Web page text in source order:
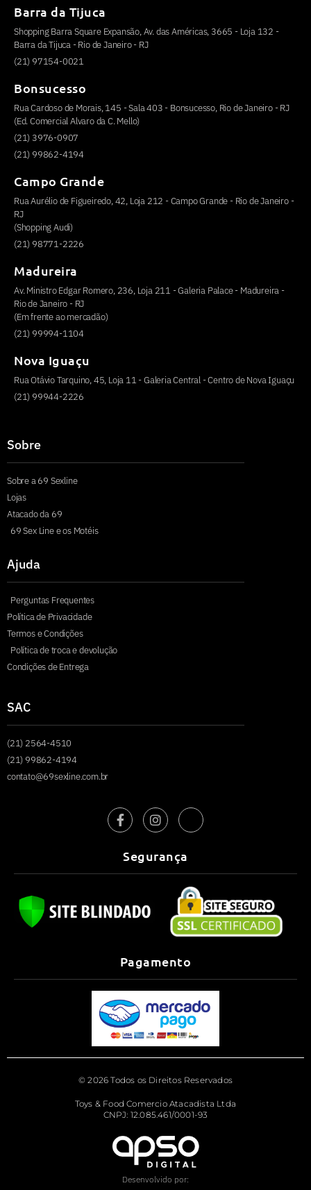
Barra da Tijuca
Shopping Barra Square Expansão, Av. das Américas, 3665 - Loja 132 -
Barra da Tijuca - Rio de Janeiro - RJ
(21) 97154-0021
Bonsucesso
Rua Cardoso de Morais, 145 - Sala 403 - Bonsucesso, Rio de Janeiro - RJ
(Ed. Comercial Alvaro da C. Mello)
(21) 3976-0907
(21) 99862-4194
Campo Grande
Rua Aurélio de Figueiredo, 42, Loja 212 - Campo Grande - Rio de Janeiro -
RJ
(Shopping Audi)
(21) 98771-2226
Madureira
Av. Ministro Edgar Romero, 236, Loja 211 - Galeria Palace - Madureira -
Rio de Janeiro - RJ
(Em frente ao mercadão)
(21) 99994-1104
Nova Iguaçu
Rua Otávio Tarquino, 45, Loja 11 - Galeria Central - Centro de Nova Iguaçu
(21) 99944-2226
Sobre
Sobre a 69 Sexline
Lojas
Atacado da 69
69 Sex Line e os Motéis
Ajuda
Perguntas Frequentes
Política de Privacidade
Termos e Condições
Política de troca e devolução
Condições de Entrega
SAC
(21) 2564-4510
(21) 99862-4194
contato@69sexline.com.br
Segurança
Pagamento
© 2026 Todos os Direitos Reservados
Toys & Food Comercio Atacadista Ltda
CNPJ: 12.085.461/0001-93
Desenvolvido por: